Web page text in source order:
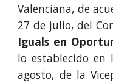
Valenciana, de
27 de julio, del
Iguals en
lo establecido en
agosto, de la